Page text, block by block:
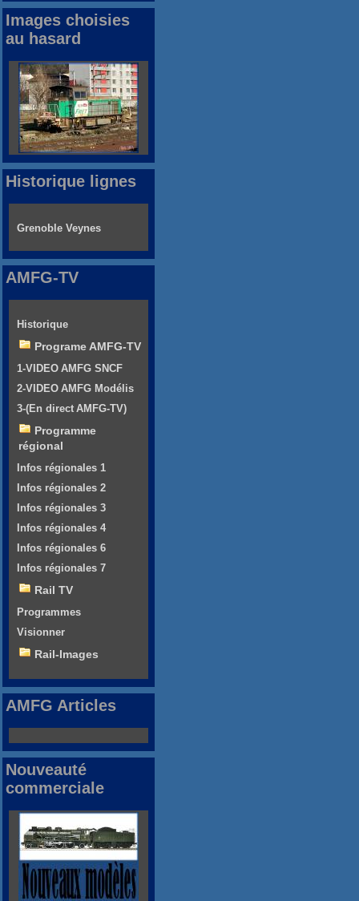
Images choisies
au hasard
Historique lignes
Grenoble Veynes
AMFG-TV
Historique
Programe AMFG-TV
1-VIDEO AMFG SNCF
2-VIDEO AMFG Modélis
3-(En direct AMFG-TV)
Programme
régional
Infos régionales 1
Infos régionales 2
Infos régionales 3
Infos régionales 4
Infos régionales 6
Infos régionales 7
Rail TV
Programmes
Visionner
Rail-Images
AMFG Articles
Nouveauté
commerciale